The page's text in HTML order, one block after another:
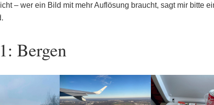
– wer ein Bild mit mehr Auflösung braucht, sagt mir bitte
Bergen